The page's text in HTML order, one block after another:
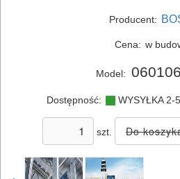
ELEKTRONARZĘDZIA
SIECIOWE
ELEKTRONARZĘDZIA
AKUMULATOROWE
Producent:
Cena: w
Model:
Dostępność: WYSYŁKA 2-
szt.